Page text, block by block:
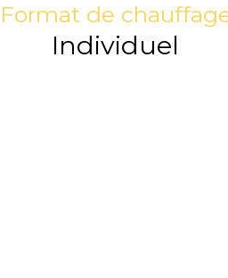
Format de
Individuel